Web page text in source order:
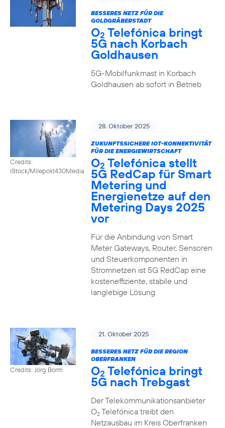
BESSERES NETZ FÜR DIE
GOLDGRÄBERSTADT
O2 Telefónica bringt
5G nach Korbach
Goldhausen
5G-Mobilfunkmast in Korbach
Goldhausen ab sofort in Betrieb
Credits:
iStock/Milepost430Media
28. Oktober 2025
ZUKUNFTSSICHERE IOT-KONNEKTIVITÄT
FÜR DIE ENERGIEWIRTSCHAFT
O2 Telefónica stellt
5G RedCap für Smart
Metering und
Energienetze auf den
Metering Days 2025
vor
Für die Anbindung von Smart
Meter Gateways, Router, Sensoren
und Steuerkomponenten in
Stromnetzen ist 5G RedCap eine
kosteneffiziente, stabile und
langlebige Lösung
Credits: Jörg Borm
21. Oktober 2025
BESSERES NETZ FÜR DIE REGION
OBERFRANKEN
O2 Telefónica bringt
5G nach Trebgast
Der Telekommunikationsanbieter
O2Telefónica treibt den
Netzausbau im Kreis Oberfranken